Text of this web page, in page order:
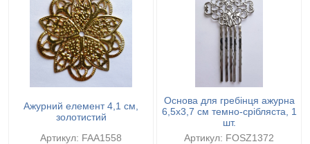
Ажурний елемент 4,1 см,
золотистий
Артикул: FAA1558
Основа для гребінця ажурна
6,5х3,7 см темно-срібляста, 1
шт.
Артикул: FOSZ1372